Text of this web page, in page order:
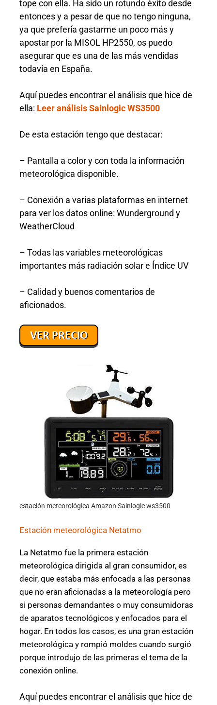
tope con ella. Ha sido un rotundo éxito desde
entonces y a pesar de que no tengo ninguna,
ya que prefería gastarme un poco más y
apostar por la MISOL HP2550, os puedo
asegurar que es una de las más vendidas
todavía en España.
Aquí puedes encontrar el análisis que hice de
ella: Leer análisis Sainlogic WS3500
De esta estación tengo que destacar:
– Pantalla a color y con toda la información
meteorológica disponible.
– Conexión a varias plataformas en internet
para ver los datos online: Wunderground y
WeatherCloud
– Todas las variables meteorológicas
importantes más radiación solar e Índice UV
– Calidad y buenos comentarios de
aficionados.
estación meteorológica Amazon Sainlogic ws3500
Estación meteorológica Netatmo
La Netatmo fue la primera estación
meteorológica dirigida al gran consumidor, es
decir, que estaba más enfocada a las personas
que no eran aficionadas a la meteorología pero
si personas demandantes o muy consumidoras
de aparatos tecnológicos y enfocados para el
hogar. En todos los casos, es una gran estación
meteorológica y rompió moldes cuando surgió
porque introdujo de las primeras el tema de la
conexión online.
Aquí puedes encontrar el análisis que hice de